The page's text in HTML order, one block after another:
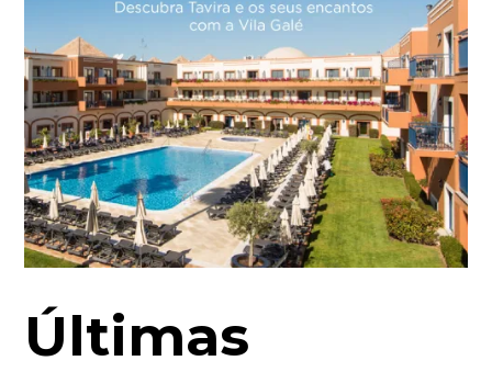
Últimas